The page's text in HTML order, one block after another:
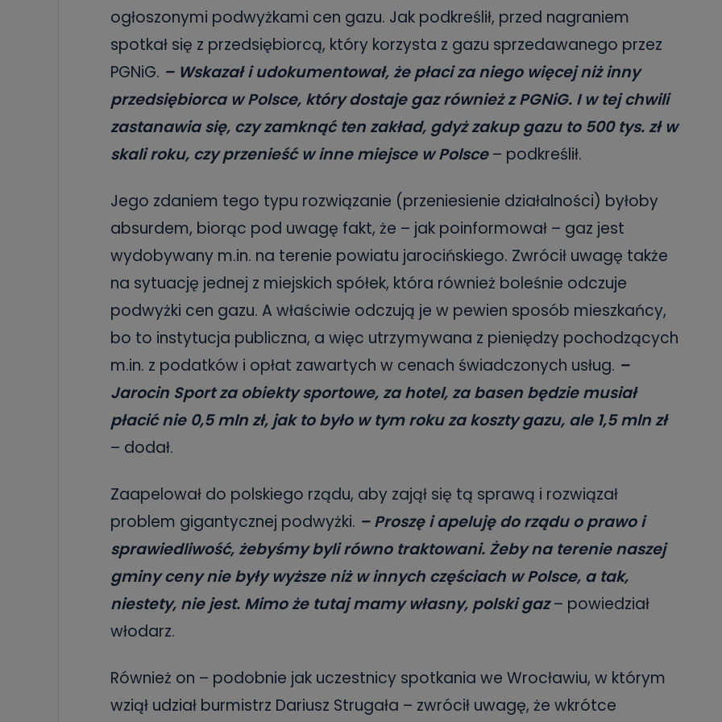
19 dostępu do danych osobowych dotyczących Państwa oraz uzyskania ich kopii, a
ich sprostowania, usunięcia danych, ograniczenia ich przetwarzania oraz prawo
Do kiedy Państwa dane osobowe będą przechowywane?
Do czasu wycofania zgody lub, jeśli dane będą przetwarzane na podstawie prawnie
uzasadnionego celu administratora – do momentu wniesienia sprzeciwu.
Jakie dane osobowe przetwarzamy?
Przetwarzane kategorie Państwa danych osobowych to dane, które pochodzą
adres korespondencyjny. Odbiorcą Pastwa danych osobowych są pracownicy i
oraz partnerzy wspomagający administratora w jego biznesowej działalności.
Jak skontaktować się z inspektorem danych osobowych?
Można to zrobić pod numerem telefonu 62 735-51-05 lub e-mailowo pod adresem:
poczta@tvproart.pl
ogłoszonymi podwyżkami cen gazu. Jak podkreślił, przed nagraniem
spotkał się z przedsiębiorcą, który korzysta z gazu sprzedawanego przez
PGNiG. – Wskazał i udokumentował, że płaci za niego więcej niż inny
przedsiębiorca w Polsce, który dostaje gaz również z PGNiG. I w tej chwili
zastanawia się, czy zamknąć ten zakład, gdyż zakup gazu to 500 tys. zł w
skali roku, czy przenieść w inne miejsce w Polsce– podkreślił.
Jego zdaniem tego typu rozwiązanie (przeniesienie działalności) byłoby
absurdem, biorąc pod uwagę fakt, że – jak poinformował – gaz jest
wydobywany m.in. na terenie powiatu jarocińskiego. Zwrócił uwagę także
na sytuację jednej z miejskich spółek, która również boleśnie odczuje
podwyżki cen gazu. A właściwie odczują je w pewien sposób mieszkańcy,
bo to instytucja publiczna, a więc utrzymywana z pieniędzy pochodzących
m.in. z podatków i opłat zawartych w cenach świadczonych usług. –
Jarocin Sport za obiekty sportowe, za hotel, za basen będzie musiał
płacić nie 0,5 mln zł, jak to było w tym roku za koszty gazu, ale 1,5 mln zł
– dodał.
Zaapelował do polskiego rządu, aby zajął się tą sprawą i rozwiązał
problem gigantycznej podwyżki. – Proszę i apeluję do rządu o prawo i
sprawiedliwość, żebyśmy byli równo traktowani. Żeby na terenie naszej
gminy ceny nie były wyższe niż w innych częściach w Polsce, a tak,
niestety, nie jest. Mimo że tutaj mamy własny, polski gaz– powiedział
włodarz.
Również on – podobnie jak uczestnicy spotkania we Wrocławiu, w którym
wziął udział burmistrz Dariusz Strugała – zwrócił uwagę, że wkrótce